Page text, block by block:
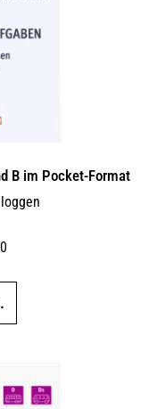
B im Pocket-Format